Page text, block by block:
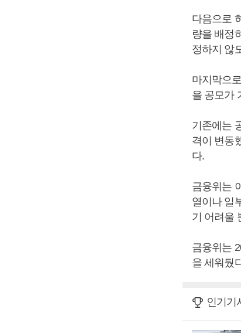
다음으로
량을 배정
정하지 않
마지막으
을 공모가
기존에는
격이 변동
다.
금융위는
열이나 일
기 어려울
금융위는
을 세워뒀
인기기